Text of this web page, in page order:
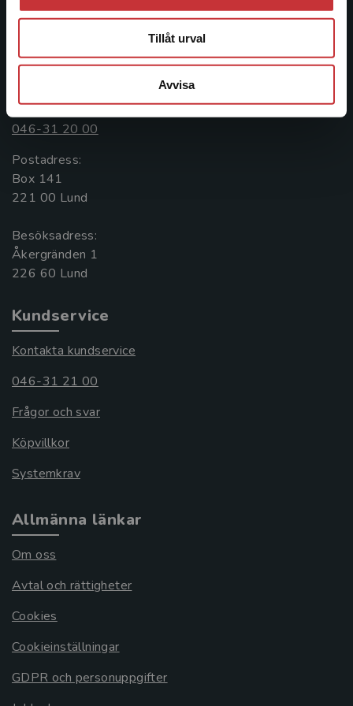
Tillåt urval
Avvisa
längs hela kunskapsresan.
Kontakta oss
Kontakta oss
046-31 20 00
Postadress:
Box 141
221 00 Lund
Besöksadress:
Åkergränden 1
Kundservice
Kontakta kundservice
046-31 21 00
Frågor och svar
Köpvillkor
Systemkrav
Allmänna länkar
Om oss
Avtal och rättigheter
Cookies
Cookieinställningar
GDPR och personuppgifter